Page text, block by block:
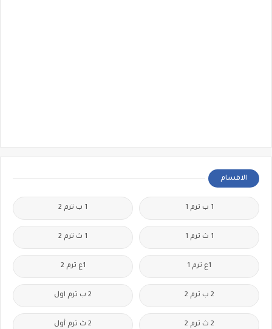
الاقسام
1 ب ترم 1 1 ب ترم 2
1 ث ترم 1 1 ث ترم 2
1ع ترم 1 1ع ترم 2
2 ب ترم 2 2 ب ترم اول
2 ث ترم 2 2 ث ترم أول